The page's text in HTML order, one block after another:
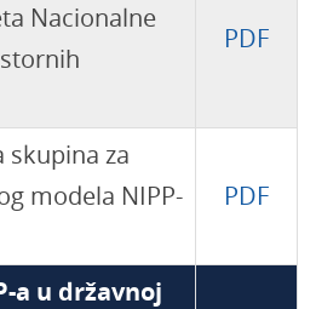
Nacionalne
PDF
skupina za
modela NIPP-
PDF
a u državnoj